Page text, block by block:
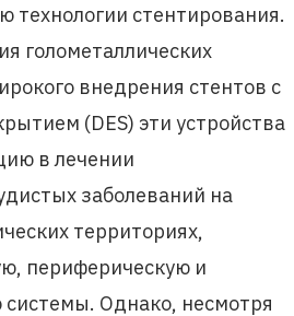
технологии стентирования.
голометаллических
внедрения стентов с
(DES) эти устройства
в лечении
заболеваний на
территориях,
периферическую и
системы. Однако, несмотря